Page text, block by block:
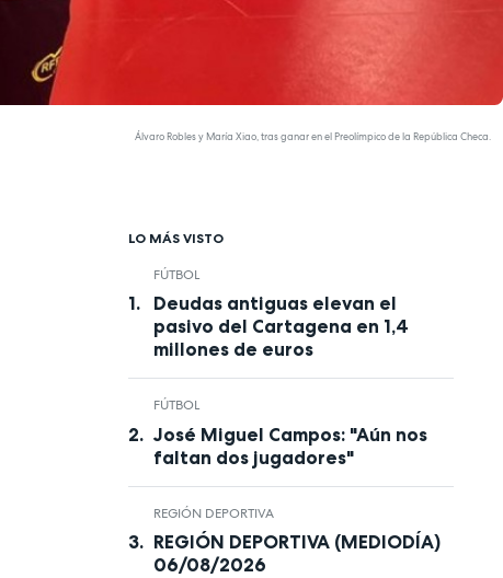
Álvaro Robles y María Xiao, tras ganar en el Preolímpico de la República Checa.
LO MÁS VISTO
FÚTBOL
Deudas antiguas elevan el
pasivo del Cartagena en 1,4
millones de euros
FÚTBOL
José Miguel Campos: "Aún nos
faltan dos jugadores"
REGIÓN DEPORTIVA
REGIÓN DEPORTIVA (MEDIODÍA)
06/08/2026